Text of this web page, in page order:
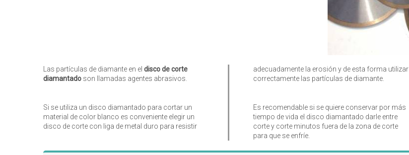
Las partículas de diamante en el disco de corte
diamantado son llamadas agentes abrasivos.
Si se utiliza un disco diamantado para cortar un
material de color blanco es conveniente elegir un
disco de corte con liga de metal duro para resistir
adecuadamente la erosión y de esta forma utilizar
correctamente las partículas de diamante.
Es recomendable si se quiere conservar por más
tiempo de vida el disco diamantado darle entre
corte y corte minutos fuera de la zona de corte
para que se enfríe.